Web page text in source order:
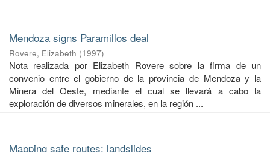
Mendoza signs Paramillos deal
Rovere, Elizabeth (1997)
Nota realizada por Elizabeth Rovere sobre la firma de un
convenio entre el gobierno de la provincia de Mendoza y la
Minera del Oeste, mediante el cual se llevará a cabo la
exploración de diversos minerales, en la región ...
Mapping safe routes: landslides